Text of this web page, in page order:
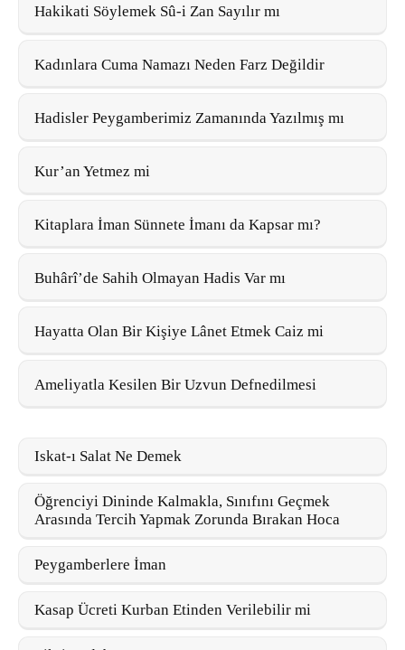
Hakikati Söylemek Sû-i Zan Sayılır mı
Kadınlara Cuma Namazı Neden Farz Değildir
Hadisler Peygamberimiz Zamanında Yazılmış mı
Kur’an Yetmez mi
Kitaplara İman Sünnete İmanı da Kapsar mı?
Buhârî’de Sahih Olmayan Hadis Var mı
Hayatta Olan Bir Kişiye Lânet Etmek Caiz mi
Ameliyatla Kesilen Bir Uzvun Defnedilmesi
Iskat-ı Salat Ne Demek
Öğrenciyi Dininde Kalmakla, Sınıfını Geçmek
Arasında Tercih Yapmak Zorunda Bırakan Hoca
Peygamberlere İman
Kasap Ücreti Kurban Etinden Verilebilir mi